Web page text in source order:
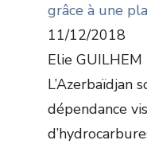
grâce à une
11/12/2018
Elie GUILHEM
L’Azerbaïdjan
dépendance